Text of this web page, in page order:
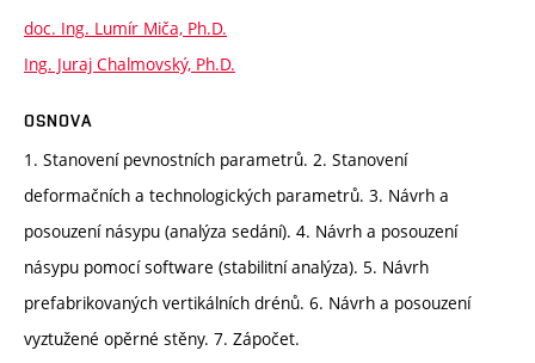
doc. Ing. Lumír Miča, Ph.D.
Ing. Juraj Chalmovský, Ph.D.
OSNOVA
1. Stanovení pevnostních parametrů. 2. Stanovení
deformačních a technologických parametrů. 3. Návrh a
posouzení násypu (analýza sedání). 4. Návrh a posouzení
násypu pomocí software (stabilitní analýza). 5. Návrh
prefabrikovaných vertikálních drénů. 6. Návrh a posouzení
vyztužené opěrné stěny. 7. Zápočet.